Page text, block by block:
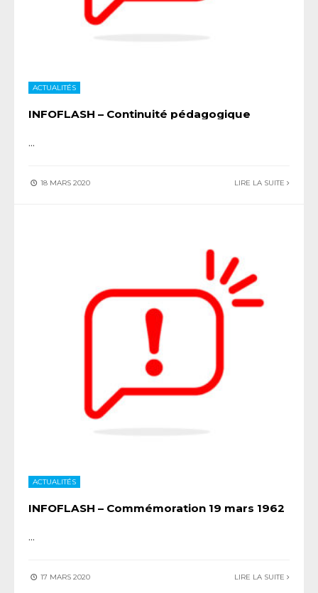
ACTUALITÉS
INFOFLASH – Continuité pédagogique
...
18 MARS 2020 LIRE LA SUITE
ACTUALITÉS
INFOFLASH – Commémoration 19 mars 1962
...
17 MARS 2020 LIRE LA SUITE